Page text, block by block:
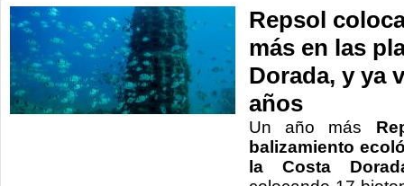
Repsol
más en las
Dorada, y ya
años
Un año más
balizamiento
la Costa